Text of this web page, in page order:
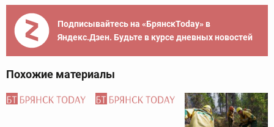
Подписывайтесь на «БрянскToday» в
Яндекс.Дзен. Будьте в курсе дневных новостей
Похожие материалы